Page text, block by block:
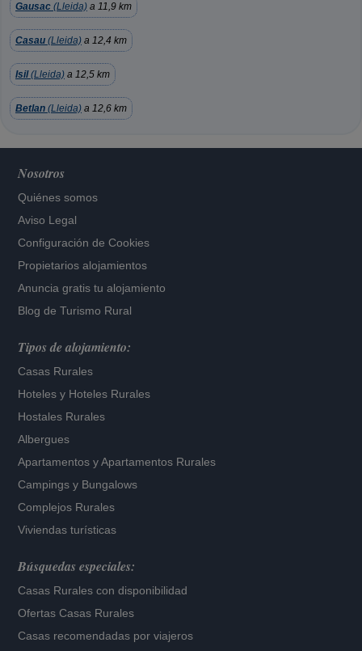
Gausac (Lleida) a 11,9 km
Casau (Lleida) a 12,4 km
Isil(Lleida) a 12,5 km
Betlan (Lleida) a 12,6 km
Nosotros
Quiénes somos
Aviso Legal
Configuración de Cookies
Propietarios alojamientos
Anuncia gratis tu alojamiento
Blog de Turismo Rural
Tipos de alojamiento:
Casas Rurales
Hoteles y Hoteles Rurales
Hostales Rurales
Albergues
Apartamentos yApartamentos Rurales
Campings y Bungalows
Complejos Rurales
Viviendas turísticas
Búsquedas especiales:
Casas Rurales con disponibilidad
Ofertas Casas Rurales
Casas recomendadas por viajeros